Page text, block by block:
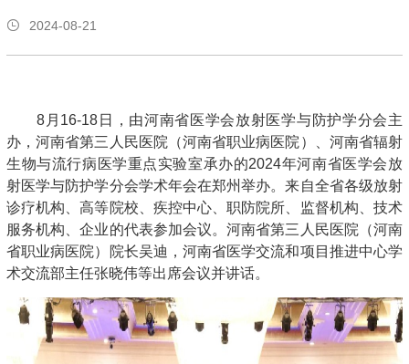
2024-08-21
8月16-18日，由河南省医学会放射医学与防护学分会主
办，河南省第三人民医院（河南省职业病医院）、河南省辐射
生物与流行病医学重点实验室承办的2024年河南省医学会放
射医学与防护学分会学术年会在郑州举办。来自全省各级放射
诊疗机构、高等院校、疾控中心、职防院所、监督机构、技术
服务机构、企业的代表参加会议。河南省第三人民医院（河南
省职业病医院）院长吴迪，河南省医学交流和项目推进中心学
术交流部主任张晓伟等出席会议并讲话。